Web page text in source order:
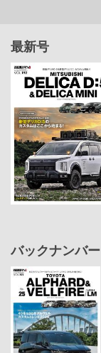
最新号
バックナンバー